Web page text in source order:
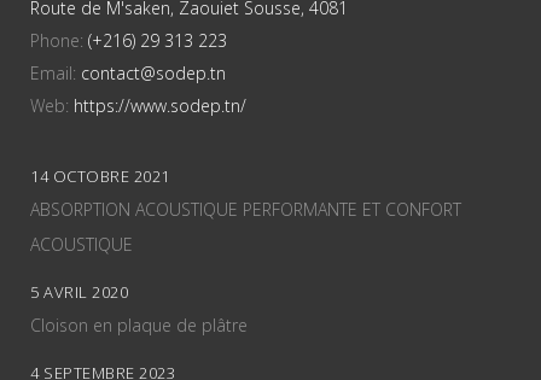
Route de M'saken, Zaouiet Sousse, 4081
Phone: (+216) 29 313 223
Email: contact@sodep.tn
Web: https://www.sodep.tn/
14 OCTOBRE 2021
ABSORPTION ACOUSTIQUE PERFORMANTE ET CONFORT
ACOUSTIQUE
5 AVRIL 2020
Cloison en plaque de plâtre
4 SEPTEMBRE 2023